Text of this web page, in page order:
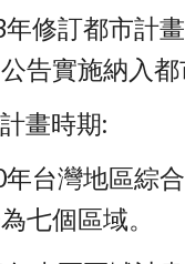
告實施納入都
畫時期:
七個區域。